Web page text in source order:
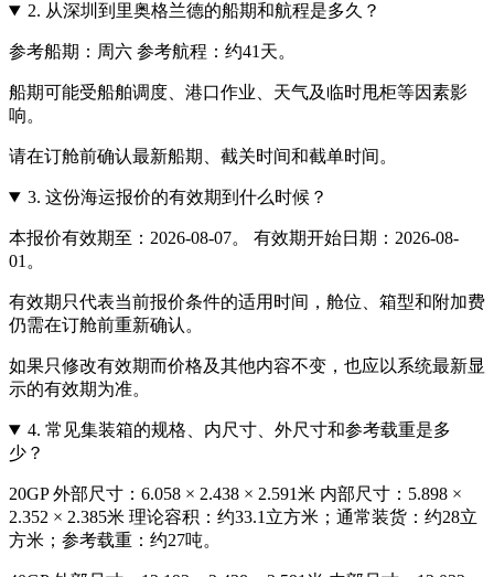
2. 从深圳到里奥格兰德的船期和航程是多久？
参考船期：周六 参考航程：约41天。
船期可能受船舶调度、港口作业、天气及临时甩柜等因素影
响。
请在订舱前确认最新船期、截关时间和截单时间。
3. 这份海运报价的有效期到什么时候？
本报价有效期至：2026-08-07。 有效期开始日期：2026-08-
01。
有效期只代表当前报价条件的适用时间，舱位、箱型和附加费
仍需在订舱前重新确认。
如果只修改有效期而价格及其他内容不变，也应以系统最新显
示的有效期为准。
4. 常见集装箱的规格、内尺寸、外尺寸和参考载重是多
少？
20GP 外部尺寸：6.058 × 2.438 × 2.591米 内部尺寸：5.898 ×
2.352 × 2.385米 理论容积：约33.1立方米；通常装货：约28立
方米；参考载重：约27吨。